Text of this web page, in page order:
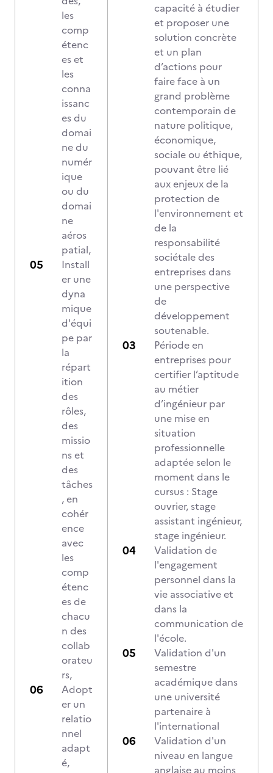
les
comp
étenc
es et
les
conna
issanc
es du
domai
ne du
numér
ique
ou du
domai
ne
aéros
patial,
Install
er une
dyna
mique
d'équi
pe par
la
répart
ition
des
rôles,
des
missio
ns et
des
tâches
, en
cohér
ence
avec
les
comp
étenc
es de
chacu
n des
collab
orateu
rs,
Adopt
er un
relatio
nnel
adapt
é,
capacité à étudier
et proposer une
solution concrète
et un plan
d’actions pour
faire face à un
grand problème
contemporain de
nature politique,
économique,
sociale ou éthique,
pouvant être lié
aux enjeux de la
protection de
l'environnement et
de la
responsabilité
sociétale des
entreprises dans
une perspective
de
développement
soutenable.
Période en
entreprises pour
certifier l’aptitude
au métier
d’ingénieur par
une mise en
situation
professionnelle
adaptée selon le
moment dans le
cursus : Stage
ouvrier, stage
assistant ingénieur,
stage ingénieur.
Validation de
l'engagement
personnel dans la
vie associative et
dans la
communication de
l'école.
Validation d'un
semestre
académique dans
une université
partenaire à
l'international
Validation d'un
niveau en langue
anglaise au moins